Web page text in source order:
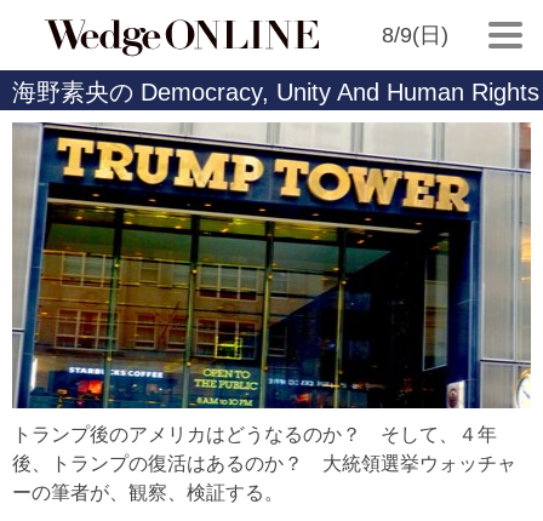
8/9(日)
海野素央の Democracy, Unity And Human Rights
トランプ後のアメリカはどうなるのか？ そして、４年
後、トランプの復活はあるのか？ 大統領選挙ウォッチャ
ーの筆者が、観察、検証する。